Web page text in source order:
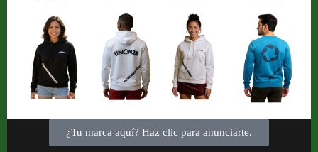
¿Tu marca aquí? Haz clic para anunciarte.